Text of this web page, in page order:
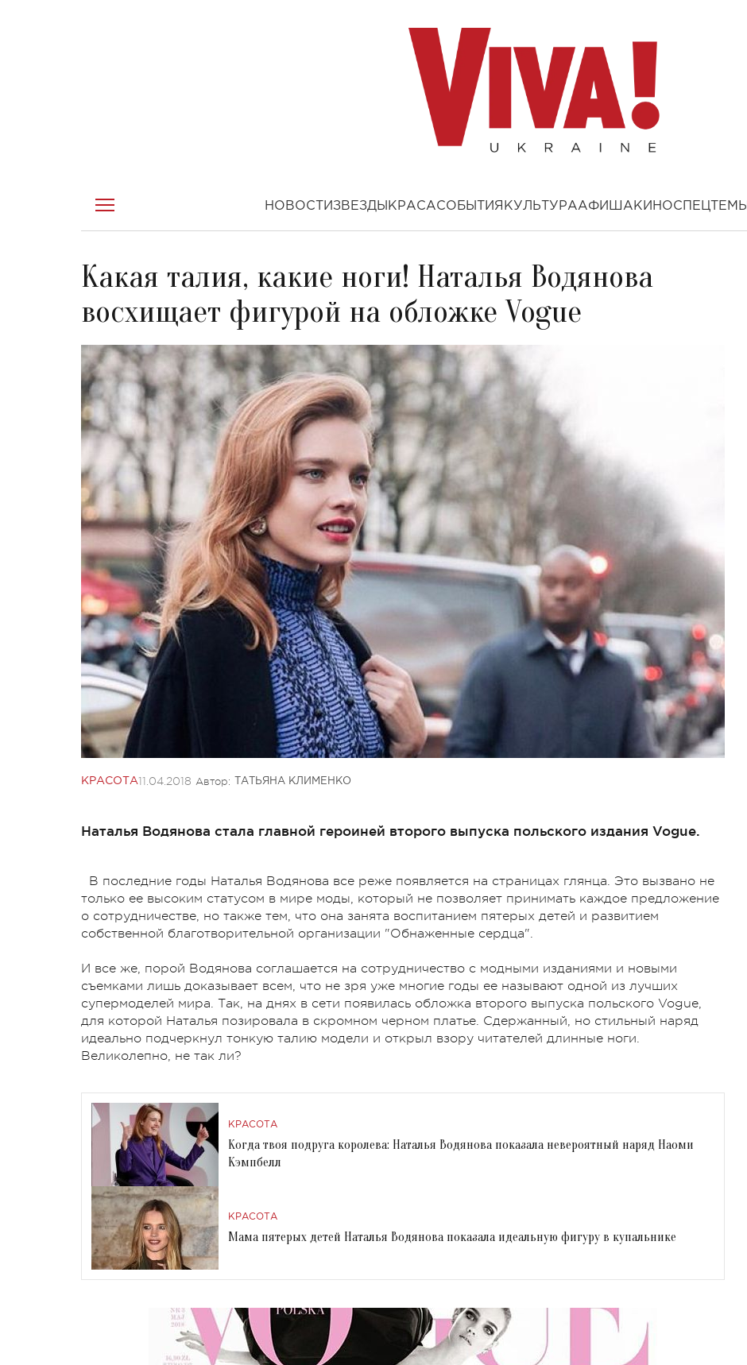
НОВОСТИ ЗВЕЗДЫ КРАСАСОБЫТИЯ КУЛЬТУРААФИША КИНОСПЕЦТЕМЫ
Какая талия, какие ноги! Наталья Водянова
восхищает фигурой на обложке Vogue
КРАСОТА11.04.2018 Автор: ТАТЬЯНА КЛИМЕНКО
Наталья Водянова стала главной героиней второго выпуска польского издания Vogue.
В последние годы Наталья Водянова все реже появляется на страницах глянца. Это вызвано не
только ее высоким статусом в мире моды, который не позволяет принимать каждое предложение
о сотрудничестве, но также тем, что она занята воспитанием пятерых детей и развитием
собственной благотворительной организации "Обнаженные сердца".
И все же, порой Водянова соглашается на сотрудничество с модными изданиями и новыми
съемками лишь доказывает всем, что не зря уже многие годы ее называют одной из лучших
супермоделей мира. Так, на днях в сети появилась обложка второго выпуска польского Vogue,
для которой Наталья позировала в скромном черном платье. Сдержанный, но стильный наряд
идеально подчеркнул тонкую талию модели и открыл взору читателей длинные ноги.
Великолепно, не так ли?
КРАСОТА
Когда твоя подруга королева: Наталья Водянова показала невероятный наряд Наоми
Кэмпбелл
КРАСОТА
Мама пятерых детей Наталья Водянова показала идеальную фигуру в купальнике